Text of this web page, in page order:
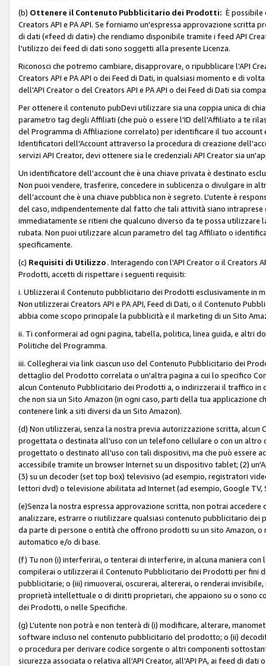
(b) Ottenere il Contenuto Pubblicitario dei Prodotti: È
Creators API e PA API. Se forniamo un'espressa approvazione
di dati («feed di dati») che rendiamo disponibile tramite i feed API
l'utilizzo dei feed di dati sono soggetti alla presente Licenza.
Riconosci che potremo cambiare, disapprovare, o ripubblicare l'API
Creators API e PA API o dei Feed di Dati, in qualsiasi momento e di
dell'API Creator o del Creators API e PA API o dei Feed di Dati sia
Per ottenere il contenuto pubDevi utilizzare sia una coppia unica di
parametro tag degli Affiliati (che può o essere l'ID dell'Affiliato a te
del Programma di Affiliazione correlato) per identificare il tuo account
Identificatori dell'Account attraverso la procedura di creazione
servizi API Creator, devi ottenere sia le credenziali API Creator sia
Un identificatore dell'account che è una chiave privata è destinato
Non puoi vendere, trasferire, concedere in sublicenza o divulgare in
dell'account che è una chiave pubblica non è segreto. L'utente è
del caso, indipendentemente dal fatto che tali attività siano
immediatamente se ritieni che qualcuno diverso da te possa
rubata. Non puoi utilizzare alcun parametro del tag Affiliato o
specificamente.
(c) Requisiti di Utilizzo . Interagendo con l'API Creator o il Creators
Prodotti, accetti di rispettare i seguenti requisiti:
i. Utilizzerai il Contenuto pubblicitario dei Prodotti esclusivamente in
Non utilizzerai Creators API e PA API, Feed di Dati, o il Contenuto
abbia come scopo principale la pubblicità e il marketing di un Sito
ii. Ti conformerai ad ogni pagina, tabella, politica, linea guida, e altri
Politiche del Programma.
iii. Collegherai via link ciascun uso del Contenuto Pubblicitario dei
dettaglio del Prodotto correlata o un'altra pagina a cui lo specifico
alcun Contenuto Pubblicitario dei Prodotti a, o indirizzerai il traffico in
che non sia un Sito Amazon (in ogni caso, parti della tua
contenere link a siti diversi da un Sito Amazon).
(d) Non utilizzerai, senza la nostra previa autorizzazione scritta,
progettata o destinata all'uso con un telefono cellulare o con un
progettato o destinato all'uso con tali dispositivi, ma che può essere
accessibile tramite un browser Internet su un dispositivo tablet; (2)
(3) su un decoder (set top box) televisivo (ad esempio, registratori
lettori dvd) o televisione abilitata ad Internet (ad esempio, Google TV,
(e)Senza la nostra espressa approvazione scritta, non potrai
analizzare, estrarre o riutilizzare qualsiasi contenuto pubblicitario
da parte di persone o entità che offrono prodotti su un sito Amazon,
automatico e/o di base.
(f) Tu non (i) interferirai, o tenterai di interferire, in alcuna maniera
compilerai o utilizzerai il Contenuto Pubblicitario dei Prodotti per
pubblicitarie; o (iii) rimuoverai, oscurerai, altererai, o renderai
proprietà intellettuale o di diritti proprietari, che appaiono su o sono
dei Prodotti, o nelle Specifiche.
(g) L'utente non potrà e non tenterà di (i) modificare, alterare,
software incluso nel contenuto pubblicitario del prodotto; o (ii)
o procedura per derivare codice sorgente o altri componenti
sicurezza associata o relativa all'API Creator, all'API PA, ai feed di